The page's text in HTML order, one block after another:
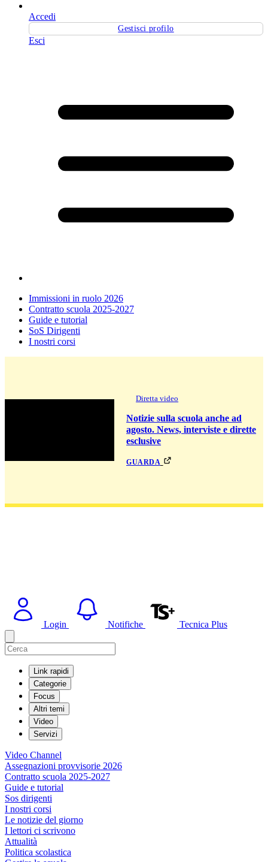
Accedi
Gestisci profilo
Esci
Immissioni in ruolo 2026
Contratto scuola 2025-2027
Guide e tutorial
SoS Dirigenti
I nostri corsi
Diretta video
Notizie sulla scuola anche ad
agosto. News, interviste e dirette
esclusive
guarda
Login Notifiche Tecnica Plus
Link rapidi
Categorie
Focus
Altri temi
Video
Servizi
Video Channel
Assegnazioni provvisorie 2026
Contratto scuola 2025-2027
Guide e tutorial
Sos dirigenti
I nostri corsi
Le notizie del giorno
I lettori ci scrivono
Attualità
Politica scolastica